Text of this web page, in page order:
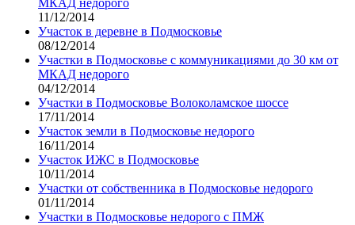
11/12/2014
Участок в деревне в Подмосковье
08/12/2014
Участки в Подмосковье с коммуникациями до 30 км от
МКАД недорого
04/12/2014
Участки в Подмосковье Волоколамское шоссе
17/11/2014
Участок земли в Подмосковье недорого
16/11/2014
Участок ИЖС в Подмосковье
10/11/2014
Участки от собственника в Подмосковье недорого
01/11/2014
Участки в Подмосковье недорого с ПМЖ